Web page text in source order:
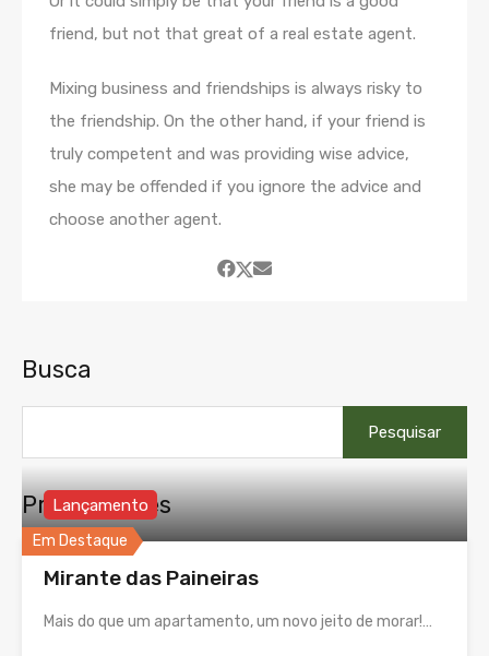
friend, but not that great of a real estate agent.
Mixing business and friendships is always risky to
the friendship. On the other hand, if your friend is
truly competent and was providing wise advice,
she may be offended if you ignore the advice and
choose another agent.
Busca
por:
Propriedades
Em Destaque
Lançamento
Mirante das Paineiras
Mais do que um apartamento, um novo jeito de morar!…